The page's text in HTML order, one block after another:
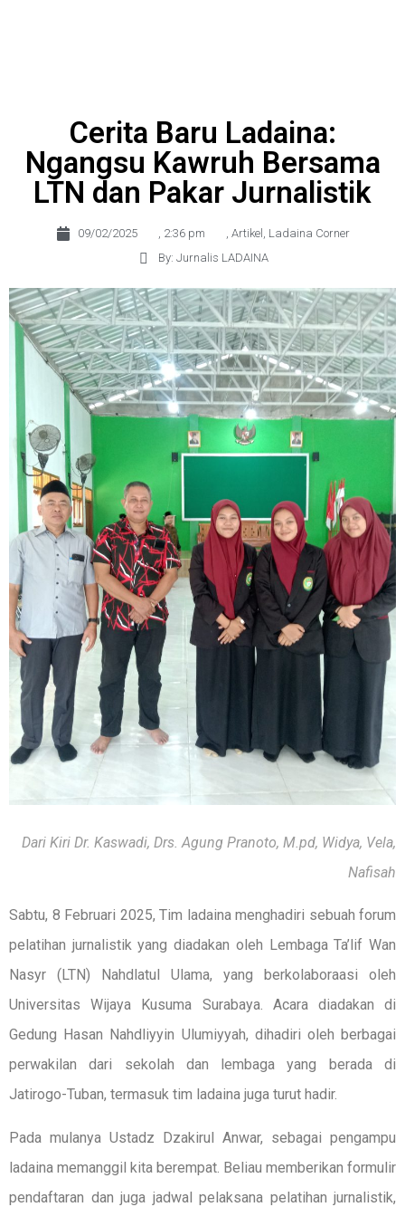
Cerita Baru Ladaina:
Ngangsu Kawruh Bersama
LTN dan Pakar Jurnalistik
09/02/2025 , 2:36 pm , Artikel , Ladaina Corner
By: Jurnalis LADAINA
Dari Kiri Dr. Kaswadi, Drs. Agung Pranoto, M.pd, Widya, Vela,
Nafisah
Sabtu, 8 Februari 2025, Tim ladaina menghadiri sebuah forum
pelatihan jurnalistik yang diadakan oleh Lembaga Ta’lif Wan
Nasyr (LTN) Nahdlatul Ulama, yang berkolaboraasi oleh
Universitas Wijaya Kusuma Surabaya. Acara diadakan di
Gedung Hasan Nahdliyyin Ulumiyyah, dihadiri oleh berbagai
perwakilan dari sekolah dan lembaga yang berada di
Jatirogo-Tuban, termasuk tim ladaina juga turut hadir.
Pada mulanya Ustadz Dzakirul Anwar, sebagai pengampu
ladaina memanggil kita berempat. Beliau memberikan formulir
pendaftaran dan juga jadwal pelaksana pelatihan jurnalistik,